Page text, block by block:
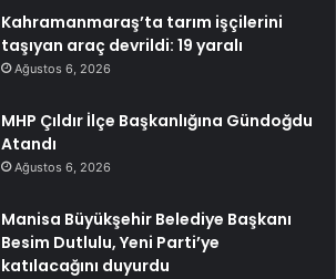
Kahramanmaraş’ta tarım işçilerini
taşıyan araç devrildi: 19 yaralı
Ağustos 6, 2026
MHP Çıldır İlçe Başkanlığına Gündoğdu
Atandı
Ağustos 6, 2026
Manisa Büyükşehir Belediye Başkanı
Besim Dutlulu, Yeni Parti’ye
katılacağını duyurdu